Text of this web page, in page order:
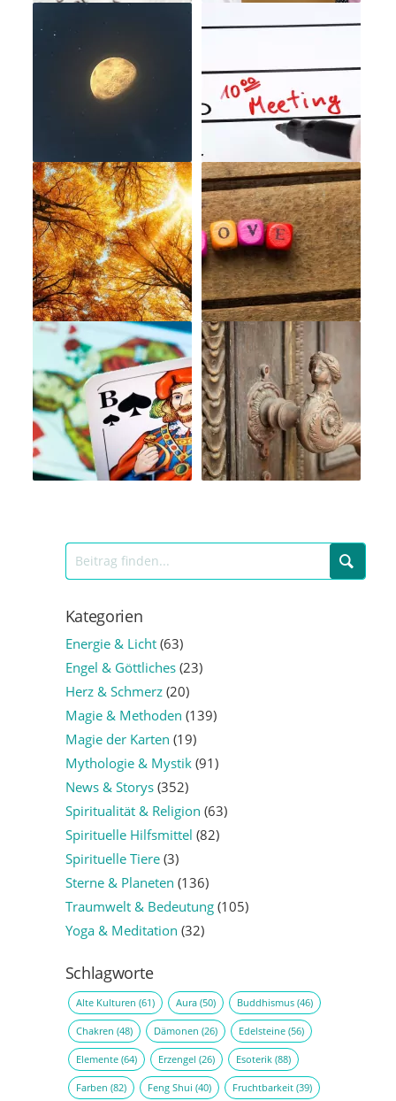
Kategorien
Energie & Licht(63)
Engel & Göttliches(23)
Herz & Schmerz(20)
Magie & Methoden (139)
Magie der Karten (19)
Mythologie & Mystik(91)
News & Storys(352)
Spiritualität & Religion (63)
Spirituelle Hilfsmittel (82)
Spirituelle Tiere(3)
Sterne & Planeten (136)
Traumwelt & Bedeutung(105)
Yoga & Meditation (32)
Schlagworte
Alte Kulturen (61) Aura(50) Buddhismus(46)
Chakren (48) Dämonen (26) Edelsteine(56)
Elemente(64) Erzengel (26) Esoterik(88)
Farben (82) Feng Shui (40) Fruchtbarkeit(39)